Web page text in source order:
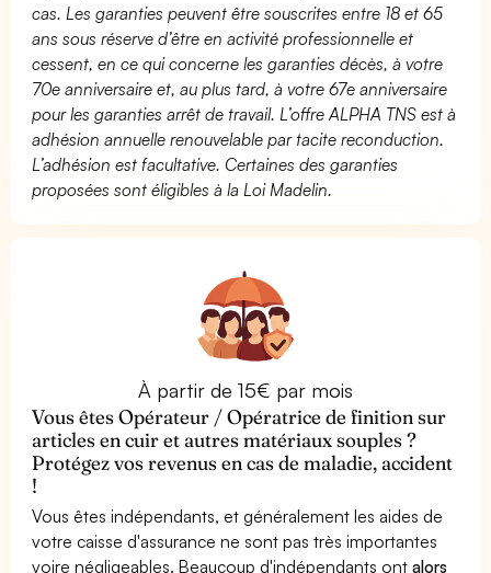
cas. Les garanties peuvent être souscrites entre 18 et 65
ans sous réserve d’être en activité professionnelle et
cessent, en ce qui concerne les garanties décès, à votre
70e anniversaire et, au plus tard, à votre 67e anniversaire
pour les garanties arrêt de travail. L’offre ALPHA TNS est à
adhésion annuelle renouvelable par tacite reconduction.
L’adhésion est facultative. Certaines des garanties
proposées sont éligibles à la Loi Madelin.
À partir de 15€ par mois
Vous êtes Opérateur / Opératrice de finition sur
articles en cuir et autres matériaux souples ?
Protégez vos revenus en cas de maladie, accident
!
Vous êtes indépendants, et généralement les aides de
votre caisse d'assurance ne sont pas très importantes
voire négligeables. Beaucoup d'indépendants ontalors